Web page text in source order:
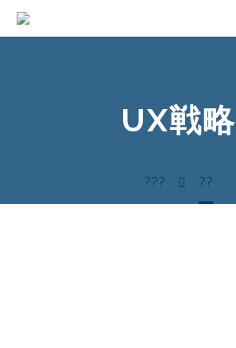
UX戦略
??? ??